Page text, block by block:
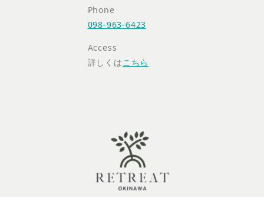
Phone
098-963-6423
Access
詳しくは こちら